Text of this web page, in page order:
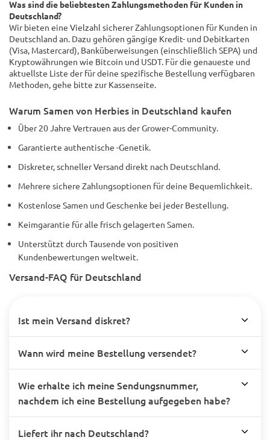
Was sind die beliebtesten Zahlungsmethoden für Kunden in
Deutschland?
Wir bieten eine Vielzahl sicherer Zahlungsoptionen für Kunden in
Deutschland an. Dazu gehören gängige Kredit- und Debitkarten
(Visa, Mastercard), Banküberweisungen (einschließlich SEPA) und
Kryptowährungen wie Bitcoin und USDT. Für die genaueste und
aktuellste Liste der für deine spezifische Bestellung verfügbaren
Methoden, gehe bitte zur Kassenseite.
Warum Samen von Herbies in Deutschland kaufen
Über 20 Jahre Vertrauen aus der Grower-Community.
Garantierte authentische -Genetik.
Diskreter, schneller Versand direkt nach Deutschland.
Mehrere sichere Zahlungsoptionen für deine Bequemlichkeit.
Kostenlose Samen und Geschenke bei jeder Bestellung.
Keimgarantie für alle frisch gelagerten Samen.
Unterstützt durch Tausende von positiven
Kundenbewertungen weltweit.
Versand-FAQ für Deutschland
Ist mein Versand diskret?
Wann wird meine Bestellung versendet?
Wie erhalte ich meine Sendungsnummer,
nachdem ich eine Bestellung aufgegeben habe?
Liefert ihr nach Deutschland?